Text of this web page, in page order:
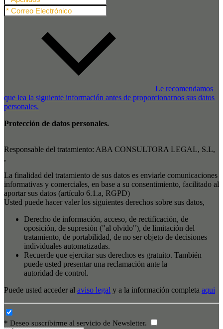
Le recomendamos
que lea la siguiente información antes de proporcionarnos sus datos
personales.
Protección de datos personales.
Responsable del tratamiento: ABA CONSULTORA LEGAL, S.L,
,
La finalidad del tratamiento de sus datos es enviarle comunicaciones
informativas y comerciales, en base a su consentimiento, facilitado al
aportar sus datos (artículo 6.1.a, RGPD)
Usted puede hacer valer los siguientes derechos sobre sus datos,
Derecho de información, acceso, de rectificación, de
oposición, de supresión ("al olvido"), de limitación del
tratamiento, de portabilidad, de no ser objeto de decisiones
individuales automatizadas.
Recuerde que ejercitar sus derechos es gratuito. También
puede usted presentar una reclamación ante la
autoridad de control.
Puede usted acceder al aviso legal y a la información completa aqui
* Deseo suscribirme al servicio de Newsletter.